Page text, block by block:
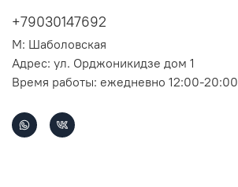
+79030147692
М: Шаболовская
Адрес: ул. Орджоникидзе дом 1
Время работы: ежедневно 12:00-20:00